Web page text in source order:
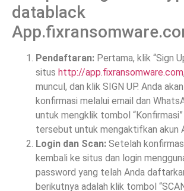
datablack
Pendaftaran: Pertama, klik “Sign
situs http://app.fixransomware.com
muncul, dan klik SIGN UP. Anda
konfirmasi melalui email dan
untuk mengklik tombol
tersebut untuk mengaktifkan akun
Login dan Scan: Setelah
kembali ke situs dan login
password yang telah Anda
berikutnya adalah klik tombol